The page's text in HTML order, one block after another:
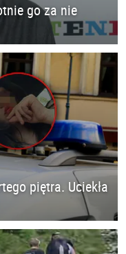
go za nie
piętra. Uciekła